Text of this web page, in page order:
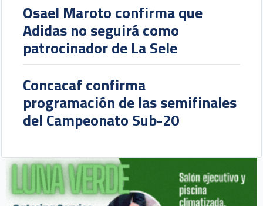
Osael Maroto confirma que
Adidas no seguirá como
patrocinador de La Sele
Concacaf confirma
programación de las semifinales
del Campeonato Sub-20